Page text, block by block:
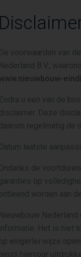
De voorwaarden van
Nederland B.V.;
u een van de
Deze
regelmatig de
Datum laatste
de
op
worden aan
Nieuwbouw
informatie. Het is niet
enigerlei wijze
hiervoor